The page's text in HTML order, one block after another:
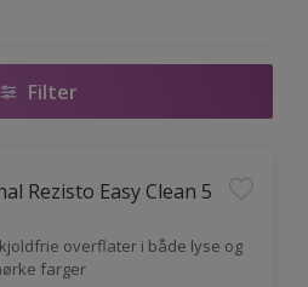
Filter
Rezisto Easy Clean 5
overflater i både lyse og
farger